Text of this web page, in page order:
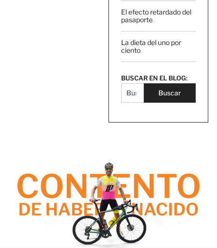
El efecto retardado del
pasaporte
La dieta del uno por
ciento
BUSCAR EN EL BLOG:
Buscar